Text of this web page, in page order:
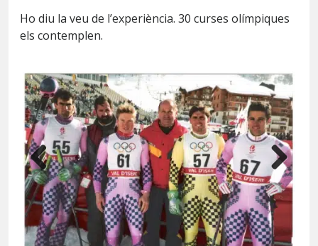
Ho diu la veu de l’experiència. 30 curses olímpiques
els contemplen.
Previous Next